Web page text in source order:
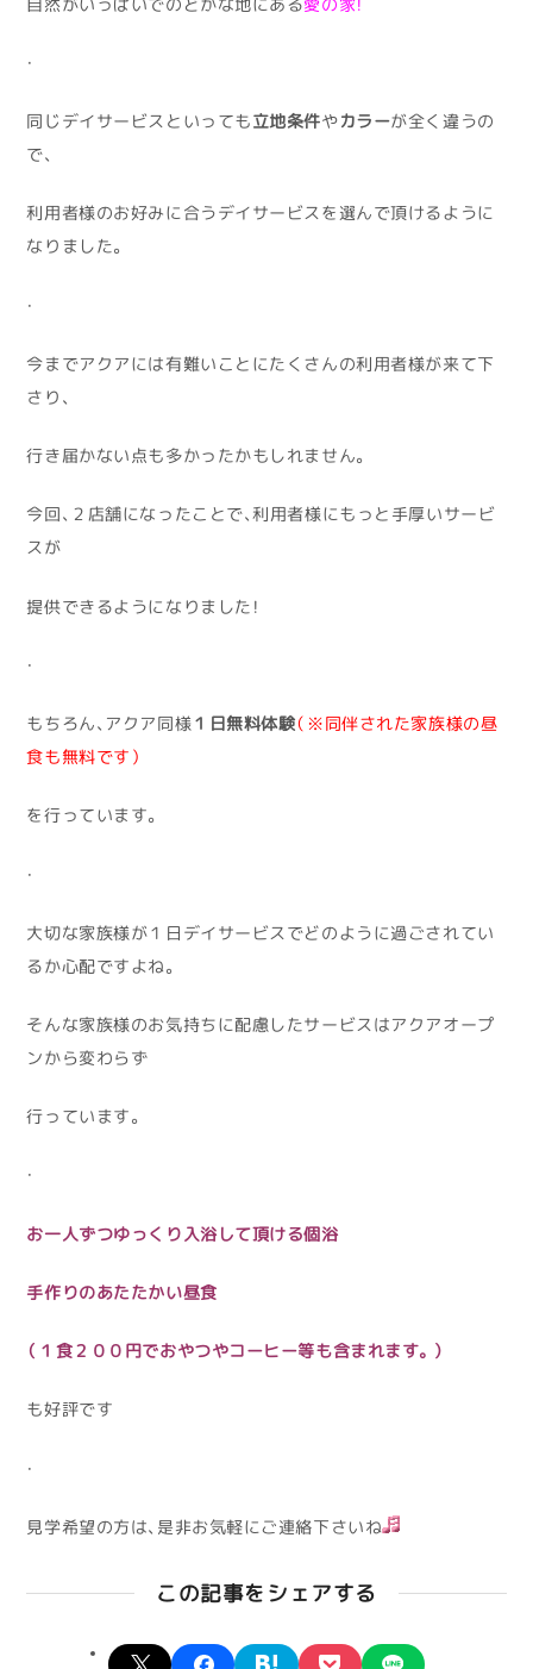
自然がいっぱいでのどかな地にある愛の家！
・
同じデイサービスといっても 立地条件や カラーが全く違うの
で、
利用者様のお好みに合うデイサービスを選んで頂けるように
なりました。
・
今までアクアには有難いことにたくさんの利用者様が来て下
さり、
行き届かない点も多かったかもしれません。
今回、２店舗になったことで、利用者様にもっと手厚いサービ
スが
提供できるようになりました！
・
もちろん、アクア同様 １日無料体験（※同伴された家族様の昼
食も無料です）
を行っています。
・
大切な家族様が１日デイサービスでどのように過ごされてい
るか心配ですよね。
そんな家族様のお気持ちに配慮したサービスはアクアオープ
ンから変わらず
行っています。
・
お一人ずつゆっくり入浴して頂ける個浴
手作りのあたたかい昼食
（１食２００円でおやつやコーヒー等も含まれます。）
も好評です
・
見学希望の方は、是非お気軽にご連絡下さいね
この記事をシェアする
X facebookhatena pocket